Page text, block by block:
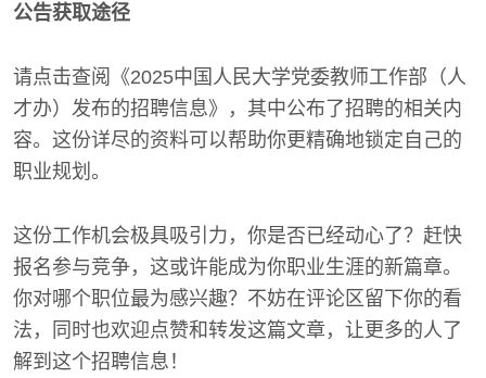
公告获取途径
请点击查阅《2025中国人民大学党委教师工作部（人
才办）发布的招聘信息》，其中公布了招聘的相关内
容。这份详尽的资料可以帮助你更精确地锁定自己的
职业规划。
这份工作机会极具吸引力，你是否已经动心了？赶快
报名参与竞争，这或许能成为你职业生涯的新篇章。
你对哪个职位最为感兴趣？不妨在评论区留下你的看
法，同时也欢迎点赞和转发这篇文章，让更多的人了
解到这个招聘信息！